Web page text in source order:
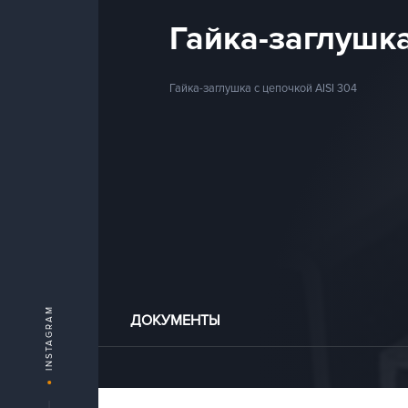
Гайка-
Гайка-заглушка с цепочкой AISI 304
ДОКУМЕНТЫ
INSTAGRAM